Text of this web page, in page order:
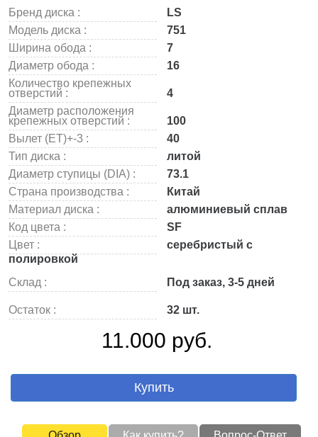
Бренд диска :
LS
Модель диска :
751
Ширина обода :
7
Диаметр обода :
16
Количество крепежных
отверстий :
4
Диаметр расположения
крепежных отверстий :
100
Вылет (ET)+-3 :
40
Тип диска :
литой
Диаметр ступицы (DIA) :
73.1
Страна производства :
Китай
Материал диска :
алюминиевый сплав
Код цвета :
SF
Цвет :
серебристый с
полировкой
Склад :
Под заказ, 3-5 дней
Остаток : 32 шт.
11.000 руб.
Купить